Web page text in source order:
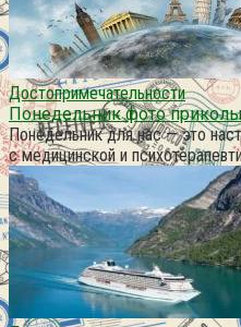
Достопримечательности
Понедельник фото
Понедельник для нас — это
с медицинской и